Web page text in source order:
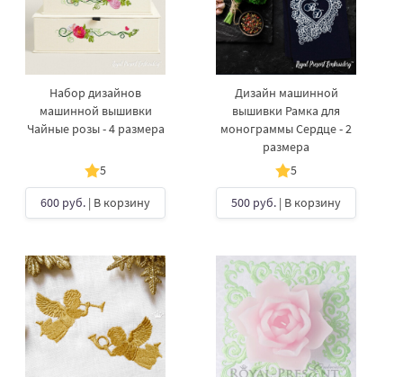
Набор дизайнов
машинной вышивки
Чайные розы - 4 размера
5
600 руб. | В корзину
Дизайн машинной
вышивки Рамка для
монограммы Сердце - 2
размера
5
500 руб. | В корзину